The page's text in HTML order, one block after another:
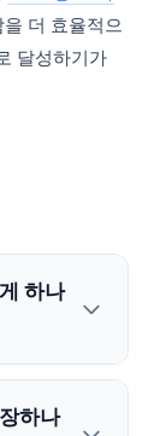
더 효율적으
달성하기가
하나
하나